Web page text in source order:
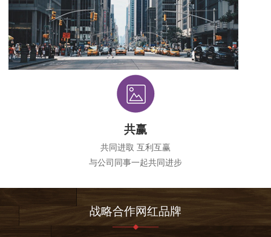
共赢
共同进取 互利互赢
与公司同事一起共同进步
战略合作网红品牌